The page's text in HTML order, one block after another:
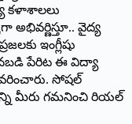
కళాశాలలు
వైద్య
ఇంగ్లీషు
పేరిట ఈ విద్యా
సోషల్‌
మీరు గమనించి రియల్‌